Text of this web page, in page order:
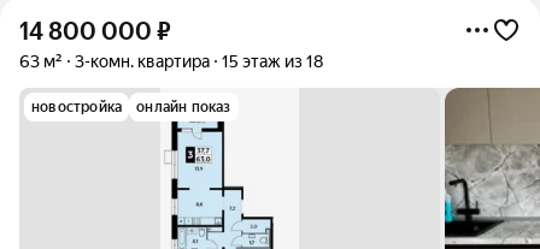
14 800 000 ₽
63 м² 3-комн. квартира 15 этаж из 18
новостройка онлайн показ